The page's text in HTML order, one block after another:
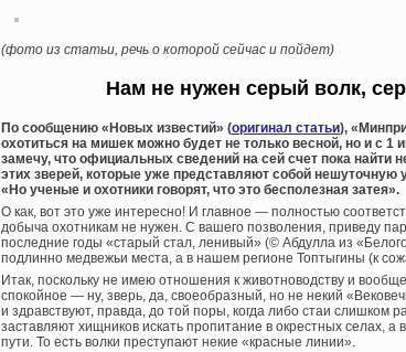
(фото из статьи, речь о которой сейчас и пойдет)
Нам не нужен серый волк,
По сообщению «Новых известий» (оригинал статьи),
охотиться на мишек можно будет не только весной, но и с
замечу, что официальных сведений на сей счет пока найти
этих зверей, которые уже представляют собой нешуточную
«Но ученые и охотники говорят, что это бесполезная затея».
О как, вот это уже интересно! И главное — полностью
добыча охотникам не нужен. С вашего позволения, приведу
последние годы «старый стал, ленивый» (© Абдулла из
подлинно медвежьи места, а в нашем регионе Топтыгины (к
Итак, поскольку не имею отношения к животноводству и
спокойное — ну, зверь, да, своеобразный, но не некий
и здравствуют, правда, до той поры, когда либо стаи слишком
заставляют хищников искать пропитание в окрестных селах,
пути. То есть волки преступают некие «красные линии».